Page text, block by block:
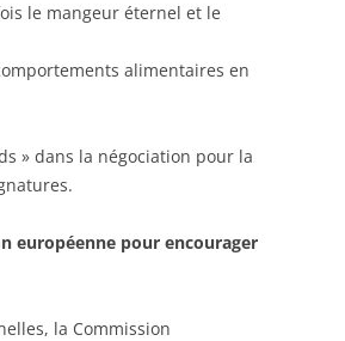
le mangeur éternel et le
alimentaires en
» dans la négociation pour la
européenne pour encourager
la Commission